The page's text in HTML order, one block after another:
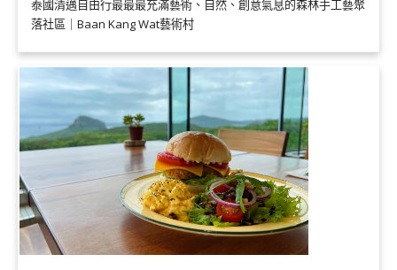
泰國清邁自由行最最最充滿藝術、自然、創意氣息的森林手工藝聚
落社區｜Baan Kang Wat藝術村